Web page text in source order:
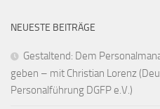
NEUESTE BEITRÄGE
Gestaltend: Dem
geben – mit Christian Lorenz
Personalführung DGFP e.V.)